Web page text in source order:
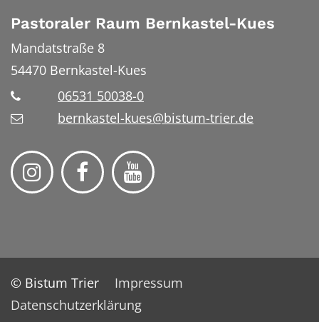
Pastoraler Raum Bernkastel-Kues
Mandatstraße 8
54470 Bernkastel-Kues
06531 50038-0
bernkastel-kues@bistum-trier.de
© Bistum Trier
Impressum
Datenschutzerklärung